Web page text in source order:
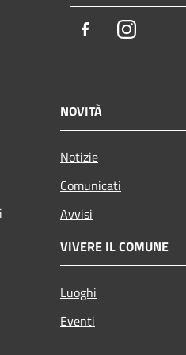
FacebookInstagram
NOVITÀ
Notizie
Comunicati
Avvisi
VIVERE IL COMUNE
Luoghi
Eventi